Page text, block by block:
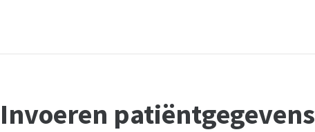
Invoeren patiëntgegevens